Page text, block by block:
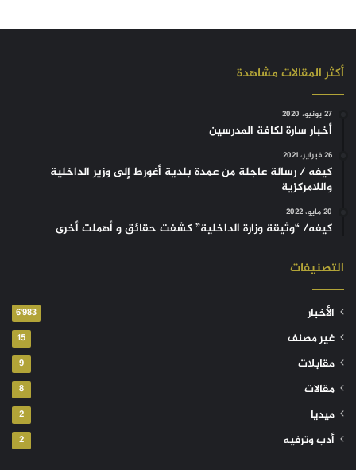
أكثر المقالات مشاهدة
27 يونيو، 2020
أخبار سارة لكافة المدرسين
26 فبراير، 2021
كيفه / رسالة عاجلة من عمدة بلدية أغورط إلى وزير الداخلية
واللامركزية
20 مايو، 2022
كيفه/ “وثيقة وزارة الداخلية” كشفت حقائق و أهملت أخرى
التصنيفات
الأخبار 6٬983
غير مصنف 15
مقابلات 9
مقالات 8
ميديا 2
أدب وترفيه 2